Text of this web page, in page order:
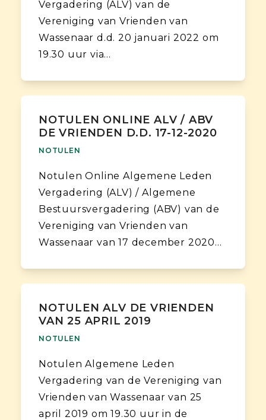
Vergadering (ALV) van de
Vereniging van Vrienden van
Wassenaar d.d. 20 januari 2022 om
19.30 uur via…
NOTULEN ONLINE ALV / ABV
DE VRIENDEN D.D. 17-12-2020
NOTULEN
Notulen Online Algemene Leden
Vergadering (ALV) / Algemene
Bestuursvergadering (ABV) van de
Vereniging van Vrienden van
Wassenaar van 17 december 2020…
NOTULEN ALV DE VRIENDEN
VAN 25 APRIL 2019
NOTULEN
Notulen Algemene Leden
Vergadering van de Vereniging van
Vrienden van Wassenaar van 25
april 2019 om 19.30 uur in de